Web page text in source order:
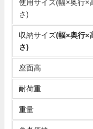
使用サイズ(幅×奥行×
さ)
収納サイズ(幅×奥行×
さ)
座面高
耐荷重
重量